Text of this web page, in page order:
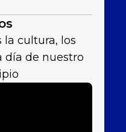
la cultura, los
día de nuestro